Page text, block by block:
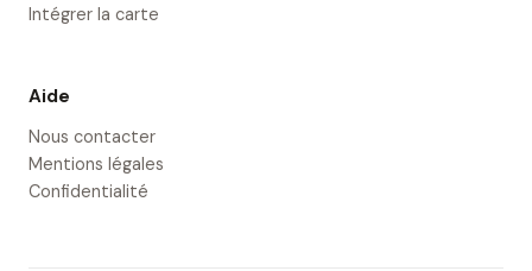
Intégrer la carte
Aide
Nous contacter
Mentions légales
Confidentialité